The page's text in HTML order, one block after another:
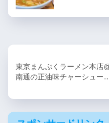
東京まんぷくラーメン本店
南通の正油味チャーシュー